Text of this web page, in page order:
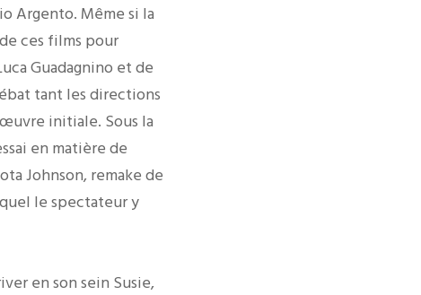
Argento. Même si la
ces films pour
Guadagnino et de
tant les directions
initiale. Sous la
en matière de
Johnson, remake de
le spectateur y
en son sein Susie,